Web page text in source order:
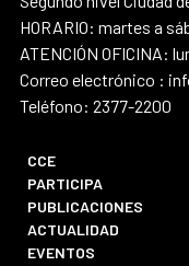
HORARIO: martes a
ATENCIÓN OFICINA:
Correo electrónico :
Teléfono: 2377-2200
CCE
PARTICIPA
PUBLICACIONES
ACTUALIDAD
EVENTOS